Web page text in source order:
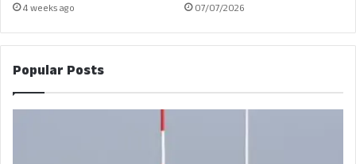
4 weeks ago 07/07/2026
Popular Posts